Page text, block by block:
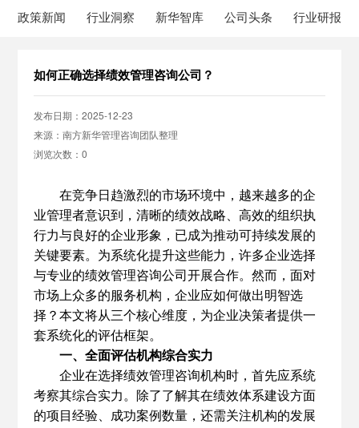
政策新闻 行业洞察 新华智库 公司头条 行业研报
如何正确选择绩效管理咨询公司？
发布日期：2025-12-23
来源：南方新华管理咨询团队整理
浏览次数：0
在竞争日趋激烈的市场环境中，越来越多的企
业管理者意识到，清晰的绩效战略、高效的组织执
行力与良好的企业形象，已成为推动可持续发展的
关键要素。为系统化提升这些能力，许多企业选择
与专业的绩效管理咨询公司开展合作。然而，面对
市场上众多的服务机构，企业应如何做出明智选
择？本文将从三个核心维度，为企业决策者提供一
套系统化的评估框架。
一、全面评估机构综合实力
企业在选择绩效管理咨询机构时，首先应系统
考察其综合实力。除了了解其在绩效体系建设方面
的项目经验、成功案例数量，还需关注机构的发展